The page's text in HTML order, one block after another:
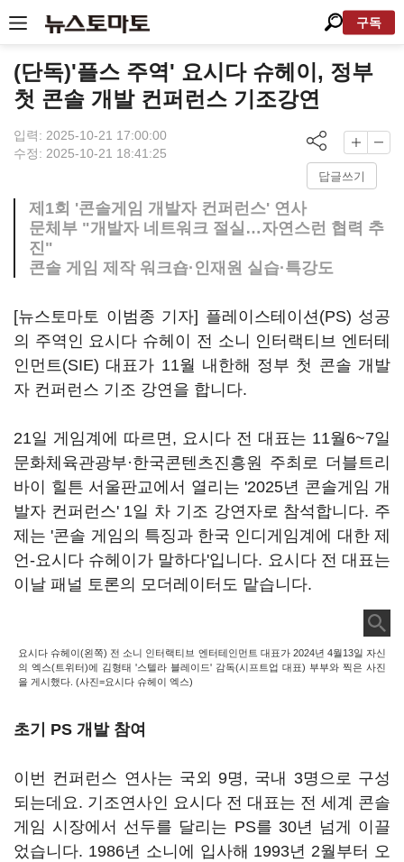
구독
(단독)'플스 주역' 요시다 슈헤이, 정부
첫 콘솔 개발 컨퍼런스 기조강연
입력: 2025-10-21 17:00:00
수정: 2025-10-21 18:41:25
답글쓰기
제1회 '콘솔게임 개발자 컨퍼런스' 연사
문체부 "개발자 네트워크 절실…자연스런 협력 추
진"
콘솔 게임 제작 워크숍·인재원 실습·특강도
[뉴스토마토 이범종 기자] 플레이스테이션(PS) 성공
의 주역인 요시다 슈헤이 전 소니 인터랙티브 엔터테
인먼트(SIE) 대표가 11월 내한해 정부 첫 콘솔 개발
자 컨퍼런스 기조 강연을 합니다.
21일 게임계에 따르면, 요시다 전 대표는 11월6~7일
문화체육관광부·한국콘텐츠진흥원 주최로 더블트리
바이 힐튼 서울판교에서 열리는 '2025년 콘솔게임 개
발자 컨퍼런스' 1일 차 기조 강연자로 참석합니다. 주
제는 '콘솔 게임의 특징과 한국 인디게임계에 대한 제
언-요시다 슈헤이가 말하다'입니다. 요시다 전 대표는
이날 패널 토론의 모더레이터도 맡습니다.
요시다 슈헤이(왼쪽) 전 소니 인터랙티브 엔터테인먼트 대표가 2024년 4월13일 자신
의 엑스(트위터)에 김형태 '스텔라 블레이드' 감독(시프트업 대표) 부부와 찍은 사진
을 게시했다. (사진=요시다 슈헤이 엑스)
초기 PS 개발 참여
이번 컨퍼런스 연사는 국외 9명, 국내 3명으로 구성
되는데요. 기조연사인 요시다 전 대표는 전 세계 콘솔
게임 시장에서 선두를 달리는 PS를 30년 넘게 이끌
었습니다. 1986년 소니에 입사해 1993년 2월부터 오